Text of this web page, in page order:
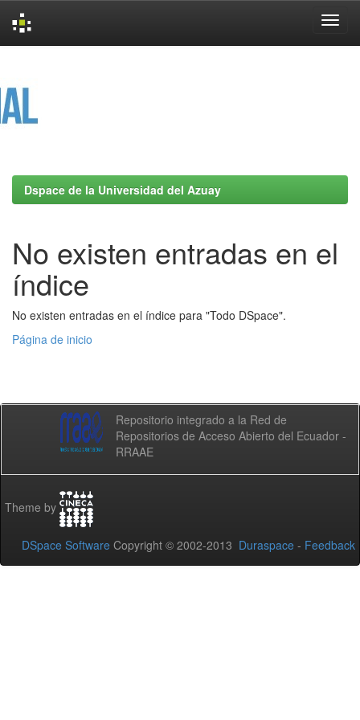
Dspace de la Universidad del Azuay
No existen entradas en el
índice
No existen entradas en el índice para "Todo DSpace".
Página de inicio
Repositorio integrado a la Red de
Repositorios de Acceso Abierto del Ecuador -
RRAAE
Theme by
DSpace Software Copyright © 2002-2013 Duraspace - Feedback